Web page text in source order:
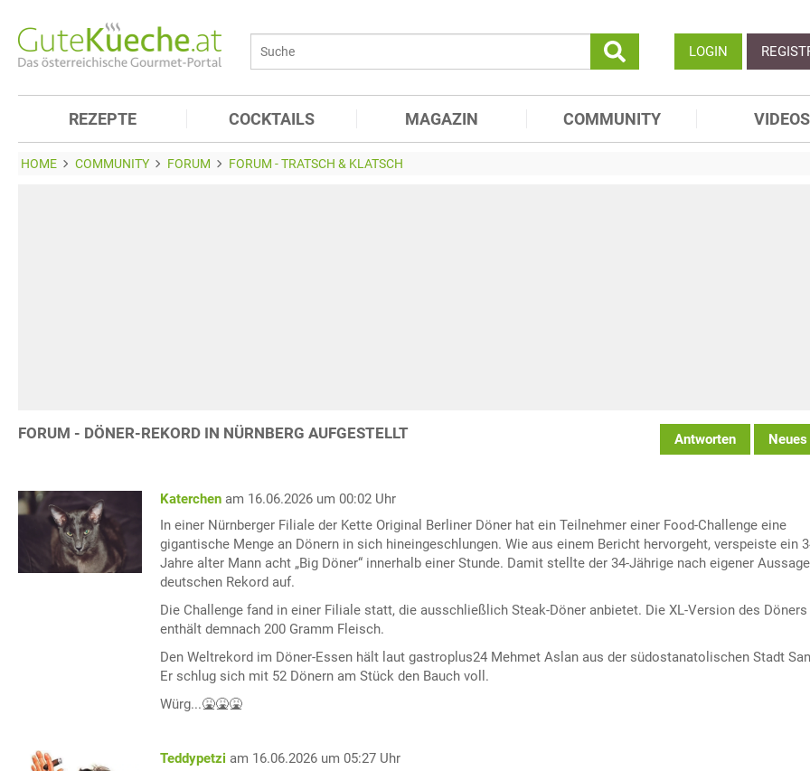
LOGIN
REZEPTE COCKTAILS MAGAZIN COMMUNITY VIDEOS
HOME COMMUNITY FORUM FORUM - TRATSCH & KLATSCH
FORUM - DÖNER-REKORD IN NÜRNBERG AUFGESTELLT Antworten
Katerchen am 16.06.2026 um 00:02 Uhr
In einer Nürnberger Filiale der Kette Original Berliner Döner hat ein Teilnehmer einer Food-Challenge eine
gigantische Menge an Dönern in sich hineingeschlungen. Wie aus einem Bericht hervorgeht, verspeiste ein
Jahre alter Mann acht „Big Döner“ innerhalb einer Stunde. Damit stellte der 34-Jährige nach eigener
deutschen Rekord auf.
Die Challenge fand in einer Filiale statt, die ausschließlich Steak-Döner anbietet. Die XL-Version des Döners
enthält demnach 200 Gramm Fleisch.
Den Weltrekord im Döner-Essen hält laut gastroplus24 Mehmet Aslan aus der südostanatolischen Stadt
Er schlug sich mit 52 Dönern am Stück den Bauch voll.
Würg...🤮🤮🤮
Teddypetzi am 16.06.2026 um 05:27 Uhr